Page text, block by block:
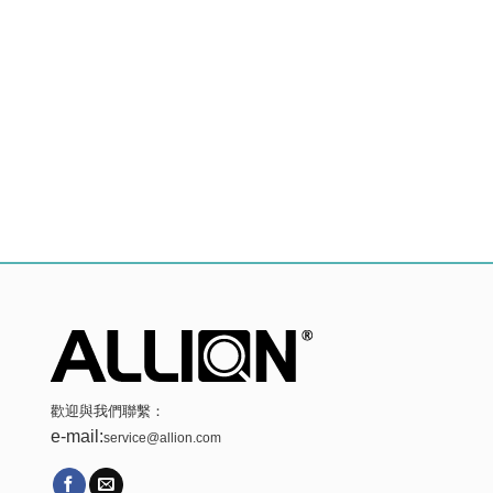
歡迎與我們聯繫：
e-mail:service@allion.com